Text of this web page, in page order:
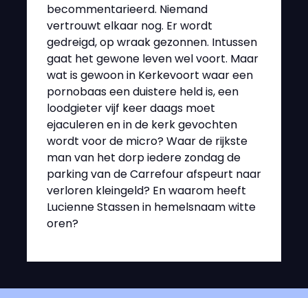
becommentarieerd. Niemand
vertrouwt elkaar nog. Er wordt
gedreigd, op wraak gezonnen. Intussen
gaat het gewone leven wel voort. Maar
wat is gewoon in Kerkevoort waar een
pornobaas een duistere held is, een
loodgieter vijf keer daags moet
ejaculeren en in de kerk gevochten
wordt voor de micro? Waar de rijkste
man van het dorp iedere zondag de
parking van de Carrefour afspeurt naar
verloren kleingeld? En waarom heeft
Lucienne Stassen in hemelsnaam witte
oren?